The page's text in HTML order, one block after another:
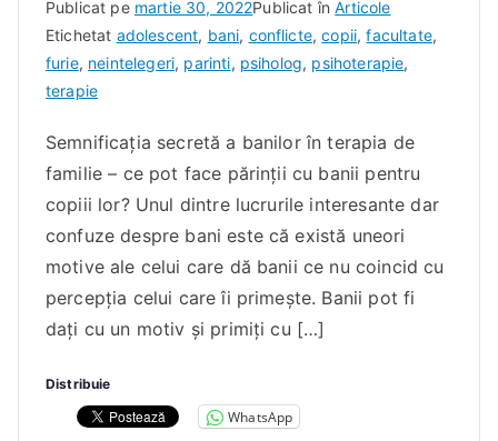
D
e
I
a
o
b
D
a
E
l
Publicat pe martie 30, 2022Publicat înArticole
Etichetat adolescent, bani, conflicte,copii,facultate,
furie, neintelegeri, parinti, psiholog, psihoterapie,
terapie
Semnificația secretă a banilor în terapia de
familie – ce pot face părinții cu banii pentru
copiii lor? Unul dintre lucrurile interesante dar
confuze despre bani este că există uneori
motive ale celui care dă banii ce nu coincid cu
percepția celui care îi primește. Banii pot fi
dați cu un motiv și primiți cu […]
Distribuie
WhatsApp